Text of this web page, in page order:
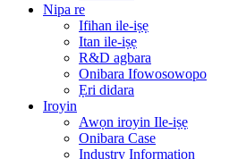
Nipa re
Ifihan ile-iṣẹ
Itan ile-iṣẹ
R&D agbara
Onibara Ifowosowopo
Ẹri didara
Iroyin
Awọn iroyin Ile-iṣẹ
Onibara Case
Industry Information